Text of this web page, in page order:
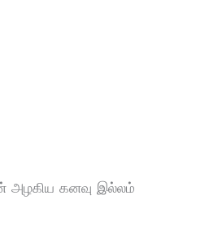
அழகிய கனவு இல்லம்